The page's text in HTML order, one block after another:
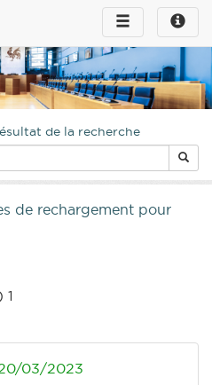
Toggle
infos
Toggle
navigation
de la recherche
de rechargement pour
1
03/2023